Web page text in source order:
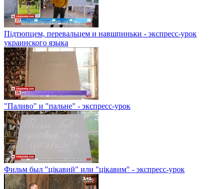
Підтюпцем, перевальцем и навшпиньки - экспресс-урок
украинского языка
"Паливо" и "пальне" - экспресс-урок
Фильм был "цікавий" или "цікавим" - экспресс-урок